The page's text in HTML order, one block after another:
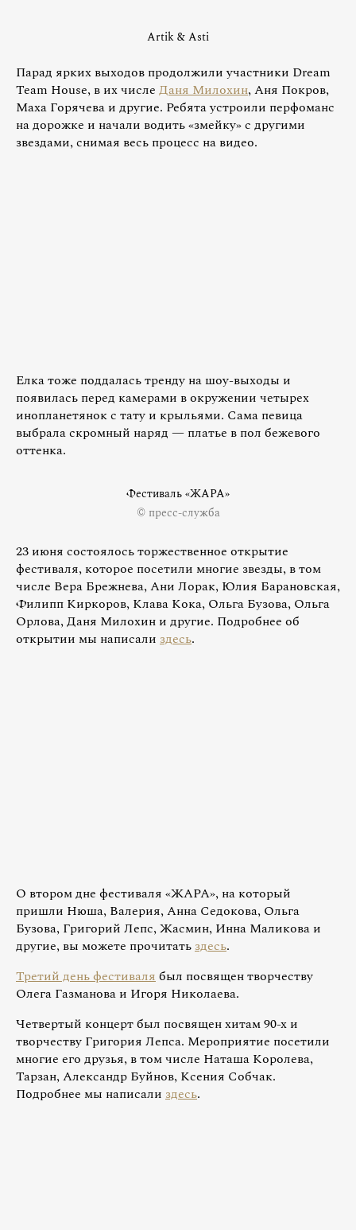
Artik & Asti
Парад ярких выходов продолжили участники Dream
Team House, в их числе Даня Милохин, Аня Покров,
Маха Горячева и другие. Ребята устроили перфоманс
на дорожке и начали водить «змейку» с другими
звездами, снимая весь процесс на видео.
Елка тоже поддалась тренду на шоу-выходы и
появилась перед камерами в окружении четырех
инопланетянок с тату и крыльями. Сама певица
выбрала скромный наряд — платье в пол бежевого
оттенка.
Фестиваль «ЖАРА»
© пресс-служба
23 июня состоялось торжественное открытие
фестиваля, которое посетили многие звезды, в том
числе Вера Брежнева, Ани Лорак, Юлия Барановская,
Филипп Киркоров, Клава Кока, Ольга Бузова, Ольга
Орлова, Даня Милохин и другие. Подробнее об
открытии мы написали здесь.
О втором дне фестиваля «ЖАРА», на который
пришли Нюша, Валерия, Анна Седокова, Ольга
Бузова, Григорий Лепс, Жасмин, Инна Маликова и
другие, вы можете прочитатьздесь.
Третий день фестивалябыл посвящен творчеству
Олега Газманова и Игоря Николаева.
Четвертый концерт был посвящен хитам 90-х и
творчеству Григория Лепса. Мероприятие посетили
многие его друзья, в том числе Наташа Королева,
Тарзан, Александр Буйнов, Ксения Собчак.
Подробнее мы написали здесь.